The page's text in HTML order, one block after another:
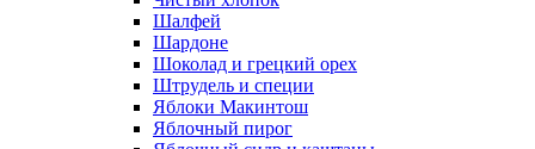
Шалфей
Шардоне
Шоколад и грецкий орех
Штрудель и специи
Яблоки Макинтош
Яблочный пирог